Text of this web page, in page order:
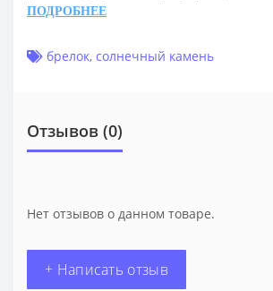
ПОДРОБНЕЕ
брелок, солнечный камень
Отзывов (0)
Нет отзывов о данном товаре.
+ Написать отзыв